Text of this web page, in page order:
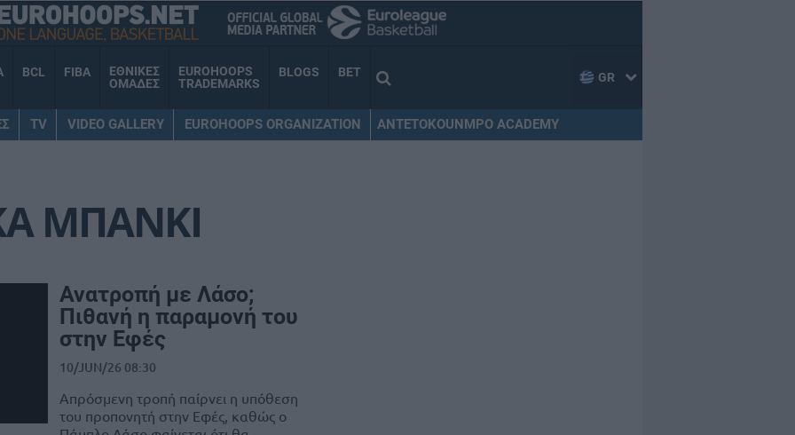
BCL FIBA
ΕΘΝΙΚΕΣ
ΟΜΑΔΕΣ
EUROHOOPS
TRADEMARKS
BLOGS BET GR
TV VIDEO GALLERY EUROHOOPS ORGANIZATION ANTETOKOUNMPO ACADEMY
ΜΠΑΝΚΙ
Ανατροπή με Λάσο;
Πιθανή η παραμονή του
στην Εφές
10/JUN/26 08:30
Απρόσμενη τροπή παίρνει η υπόθεση
του προπονητή στην Εφές, καθώς ο